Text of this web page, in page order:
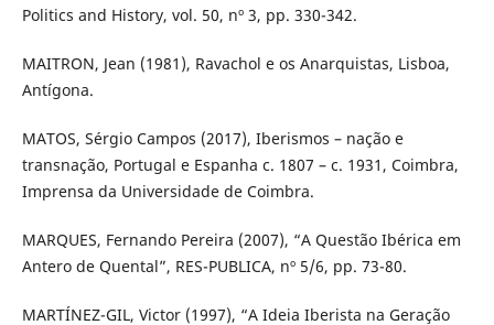
Politics and History, vol. 50, nº 3, pp. 330-342.
MAITRON, Jean (1981), Ravachol e os Anarquistas, Lisboa,
Antígona.
MATOS, Sérgio Campos (2017), Iberismos – nação e
transnação, Portugal e Espanha c. 1807 – c. 1931, Coimbra,
Imprensa da Universidade de Coimbra.
MARQUES, Fernando Pereira (2007), “A Questão Ibérica em
Antero de Quental”, RES-PUBLICA, nº 5/6, pp. 73-80.
MARTÍNEZ-GIL, Victor (1997), “A Ideia Iberista na Geração